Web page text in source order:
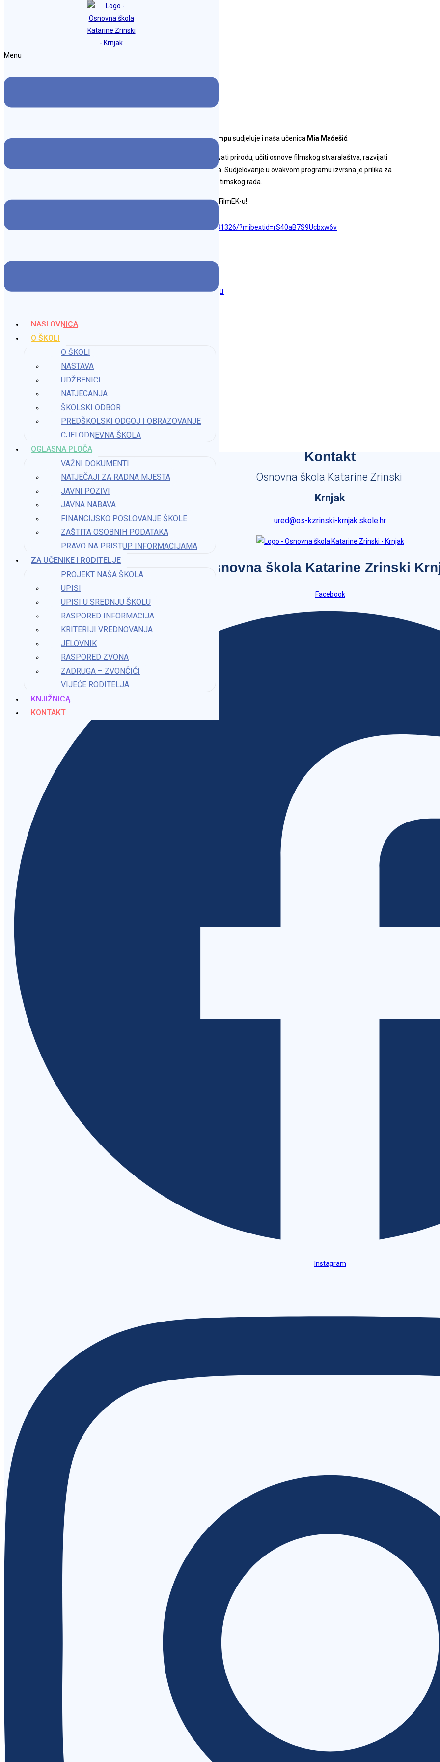
Osnovna škola Katarine Zrinski Krnjak
Menu
NASLOVNICA
O ŠKOLI
O ŠKOLI
NASTAVA
UDŽBENICI
NATJECANJA
ŠKOLSKI ODBOR
PREDŠKOLSKI ODGOJ I OBRAZOVANJE
CJELODNEVNA ŠKOLA
OGLASNA PLOČA
VAŽNI DOKUMENTI
NATJEČAJI ZA RADNA MJESTA
JAVNI POZIVI
JAVNA NABAVA
FINANCIJSKO POSLOVANJE ŠKOLE
ZAŠTITA OSOBNIH PODATAKA
PRAVO NA PRISTUP INFORMACIJAMA​
ZA UČENIKE I RODITELJE
PROJEKT NAŠA ŠKOLA
UPISI
UPISI U SREDNJU ŠKOLU
RASPORED INFORMACIJA
KRITERIJI VREDNOVANJA
JELOVNIK
RASPORED ZVONA
ZADRUGA – ZVONČIĆI
VIJEĆE RODITELJA
KNJIŽNICA
KONTAKT
S ponosom ističemo da u programuFilmEK 2026 – filmskom eko kampu sudjeluje i naša učenica Mia Maćešić
Tijekom pet dana kampa Mia će zajedno s ostalim sudionicima istraživati prirodu, učiti osnove filmskog stvaralaštva, razvijati
izviđačke vještine te sudjelovati u snimanju vlastitog edukativnog filma. Sudjelovanje u ovakvom programu izvrsna je prilika za
stjecanje novih znanja, iskustava i prijateljstava te razvoj kreativnosti i timskog rada.
Miji želimo puno uspjeha, zabave i lijepih uspomena na ovogodišnjem FilmEK-u!
https://www.facebook.com/100064737996740/posts/1473765934791326/?mibextid=rS40aB7S9Ucbxw6v
Naša učenica Lucija Čavrag ponovno na plesnom podiju
Predškolski odgoj i obrazovanje – aktivnosti u veljači
Jozo Bozo – predstava To je to!
Kontakt
Osnovna škola Katarine Zrinski
Krnjak
ured@os-kzrinski-krnjak.skole.hr
Osnovna škola Katarine Zrinski
Facebook
Instagram